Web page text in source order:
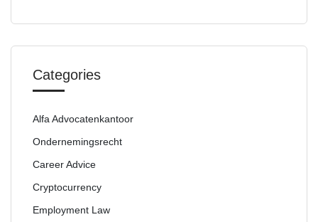
Categories
Alfa Advocatenkantoor
Ondernemingsrecht
Career Advice
Cryptocurrency
Employment Law